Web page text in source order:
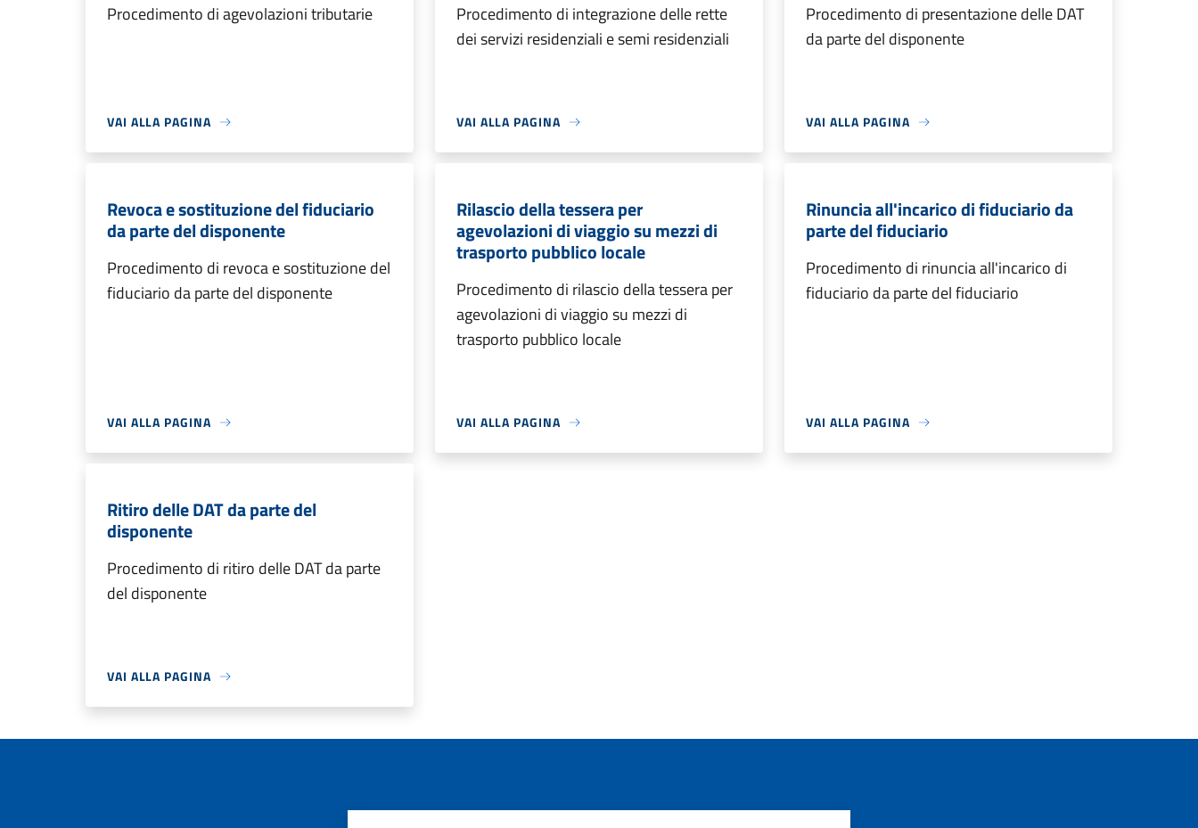
Procedimento di agevolazioni tributarie
VAI ALLA PAGINA
Procedimento di integrazione delle rette
dei servizi residenziali e semi residenziali
VAI ALLA PAGINA
Procedimento di presentazione delle DAT
da parte del disponente
VAI ALLA PAGINA
Revoca e sostituzione del fiduciario
da parte del disponente
Procedimento di revoca e sostituzione del
fiduciario da parte del disponente
VAI ALLA PAGINA
Rilascio della tessera per
agevolazioni di viaggio su mezzi di
trasporto pubblico locale
Procedimento di rilascio della tessera per
agevolazioni di viaggio su mezzi di
trasporto pubblico locale
VAI ALLA PAGINA
Rinuncia all'incarico di fiduciario da
parte del fiduciario
Procedimento di rinuncia all'incarico di
fiduciario da parte del fiduciario
VAI ALLA PAGINA
Ritiro delle DAT da parte del
disponente
Procedimento di ritiro delle DAT da parte
del disponente
VAI ALLA PAGINA